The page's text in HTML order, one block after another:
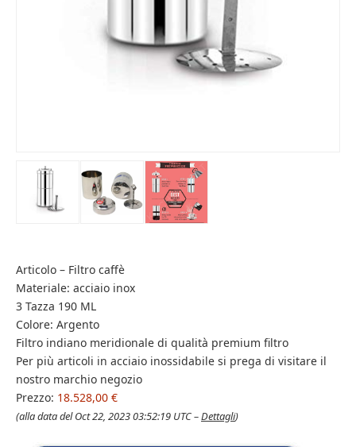
Articolo – Filtro caffè
Materiale: acciaio inox
3 Tazza 190 ML
Colore: Argento
Filtro indiano meridionale di qualità premium filtro
Per più articoli in acciaio inossidabile si prega di visitare il
nostro marchio negozio
Prezzo: 18.528,00 €
(alla data del Oct 22, 2023 03:52:19 UTC –Dettagli)